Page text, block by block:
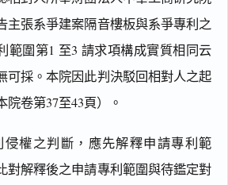
主張系爭建案隔音樓板與系爭專利之
範圍第1 至3 請求項構成實質相同云
可採。本院因此判決駁回相對人之起
院卷第37至43頁）。
權之判斷，應先解釋申請專利範
對解釋後之申請專利範圍與待鑑定對